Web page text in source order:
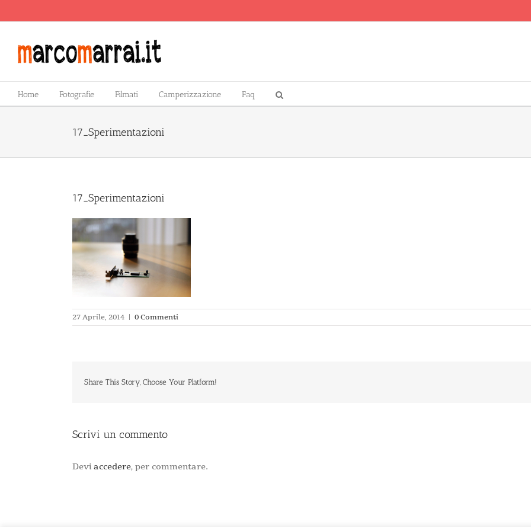
Home Fotografie Filmati Camperizzazione Faq
17_Sperimentazioni
17_Sperimentazioni
27 Aprile, 2014 | 0 Commenti
Share This Story, Choose Your Platform!
Scrivi un commento
Devi accedere, per commentare.